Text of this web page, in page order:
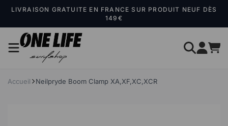
LIVRAISON GRATUITE EN FRANCE SUR PRODUIT NEUF DÈS
149€
Accueil Neilpryde Boom Clamp XA,XF,XC,XCR